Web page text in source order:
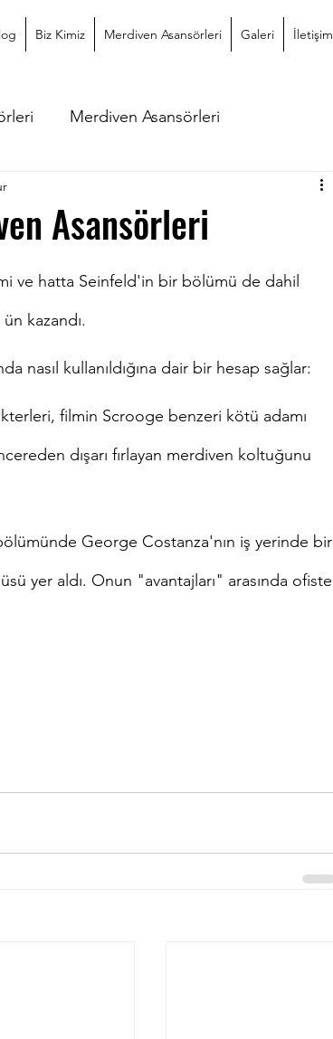
Biz Kimiz Merdiven Asansörleri Galeri İletişim
Merdiven Asansörleri
Asansörleri
ve hatta Seinfeld'in bir bölümü de dahil
kazandı.
nasıl kullanıldığına dair bir hesap sağlar:
filmin Scrooge benzeri kötü adamı
dışarı fırlayan merdiven koltuğunu
George Costanza'nın iş yerinde bir
yer aldı. Onun "avantajları" arasında ofiste